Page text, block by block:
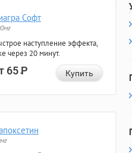
Софт
наступление эффекта,
через 20 минут.
65Р Купить